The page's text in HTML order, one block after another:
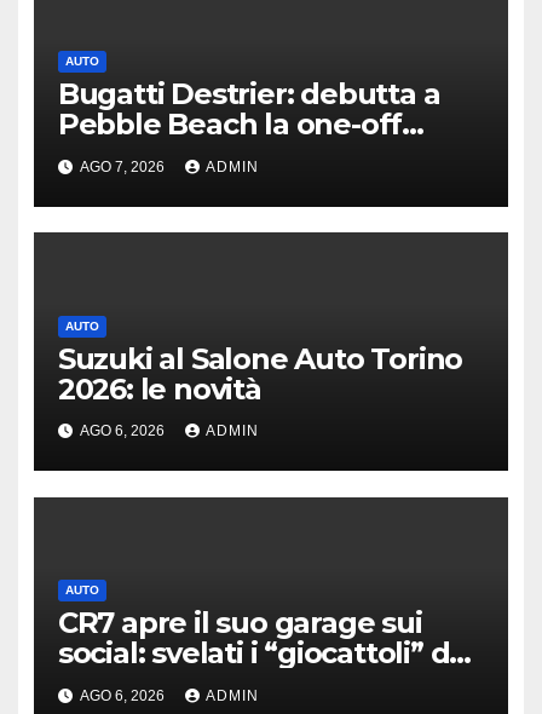
AUTO
Bugatti Destrier: debutta a
Pebble Beach la one-off
derivata dalla Bolide
AGO 7, 2026 ADMIN
AUTO
Suzuki al Salone Auto Torino
2026: le novità
AGO 6, 2026 ADMIN
AUTO
CR7 apre il suo garage sui
social: svelati i “giocattoli” da
oltre 40 milioni
AGO 6, 2026 ADMIN